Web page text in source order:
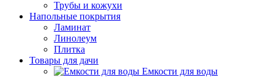
Трубы и кожухи
Напольные покрытия
Ламинат
Линолеум
Плитка
Товары для дачи
Емкости для воды